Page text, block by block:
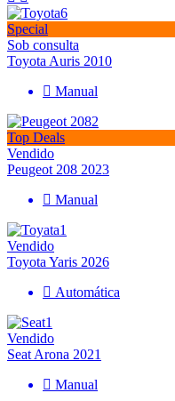
Special
Sob consulta
Toyota Auris 2010
Manual
Top Deals
Vendido
Peugeot 208 2023
Manual
Vendido
Toyota Yaris 2026
Automática
Vendido
Seat Arona 2021
Manual